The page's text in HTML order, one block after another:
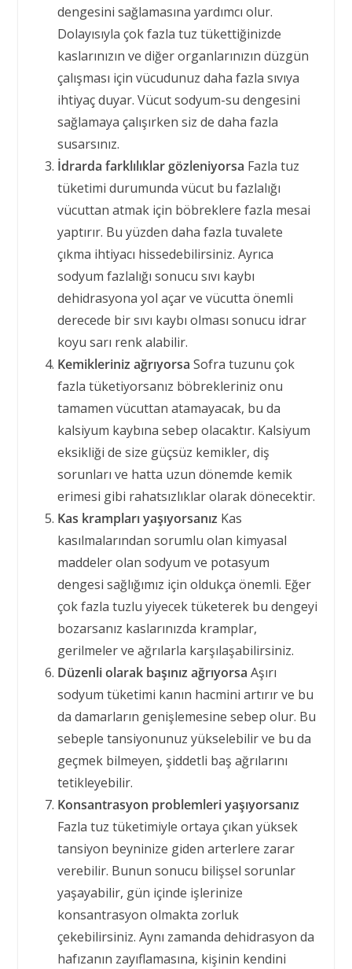
dengesini sağlamasına yardımcı olur.
Dolayısıyla çok fazla tuz tükettiğinizde
kaslarınızın ve diğer organlarınızın düzgün
çalışması için vücudunuz daha fazla sıvıya
ihtiyaç duyar. Vücut sodyum-su dengesini
sağlamaya çalışırken siz de daha fazla
susarsınız.
İdrarda farklılıklar gözleniyorsa Fazla tuz
tüketimi durumunda vücut bu fazlalığı
vücuttan atmak için böbreklere fazla mesai
yaptırır. Bu yüzden daha fazla tuvalete
çıkma ihtiyacı hissedebilirsiniz. Ayrıca
sodyum fazlalığı sonucu sıvı kaybı
dehidrasyona yol açar ve vücutta önemli
derecede bir sıvı kaybı olması sonucu idrar
koyu sarı renk alabilir.
Kemikleriniz ağrıyorsa Sofra tuzunu çok
fazla tüketiyorsanız böbrekleriniz onu
tamamen vücuttan atamayacak, bu da
kalsiyum kaybına sebep olacaktır. Kalsiyum
eksikliği de size güçsüz kemikler, diş
sorunları ve hatta uzun dönemde kemik
erimesi gibi rahatsızlıklar olarak dönecektir.
Kas krampları yaşıyorsanız Kas
kasılmalarından sorumlu olan kimyasal
maddeler olan sodyum ve potasyum
dengesi sağlığımız için oldukça önemli. Eğer
çok fazla tuzlu yiyecek tüketerek bu dengeyi
bozarsanız kaslarınızda kramplar,
gerilmeler ve ağrılarla karşılaşabilirsiniz.
Düzenli olarak başınız ağrıyorsa Aşırı
sodyum tüketimi kanın hacmini artırır ve bu
da damarların genişlemesine sebep olur. Bu
sebeple tansiyonunuz yükselebilir ve bu da
geçmek bilmeyen, şiddetli baş ağrılarını
tetikleyebilir.
Konsantrasyon problemleri yaşıyorsanız
Fazla tuz tüketimiyle ortaya çıkan yüksek
tansiyon beyninize giden arterlere zarar
verebilir. Bunun sonucu bilişsel sorunlar
yaşayabilir, gün içinde işlerinize
konsantrasyon olmakta zorluk
çekebilirsiniz. Aynı zamanda dehidrasyon da
hafızanın zayıflamasına, kişinin kendini